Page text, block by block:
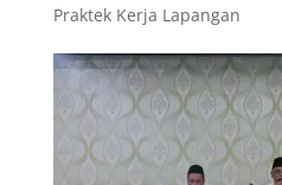
Praktek Kerja Lapangan